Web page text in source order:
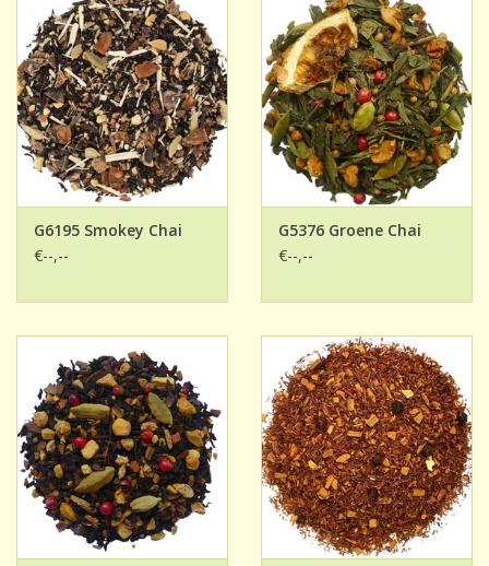
G6195 Smokey Chai
€--,--
G5376 Groene Chai
€--,--